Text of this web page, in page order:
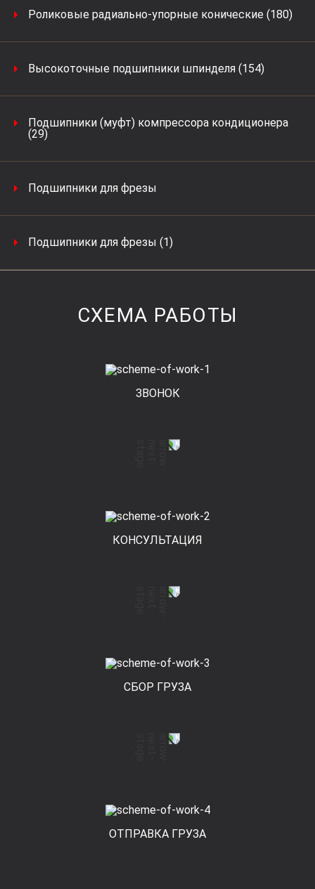
Роликовые радиально-упорные конические (180)
Высокоточные подшипники шпинделя (154)
Подшипники (муфт) компрессора кондиционера
(29)
Подшипники для фрезы
Подшипники для фрезы (1)
СХЕМА РАБОТЫ
ЗВОНОК
КОНСУЛЬТАЦИЯ
СБОР ГРУЗА
ОТПРАВКА ГРУЗА